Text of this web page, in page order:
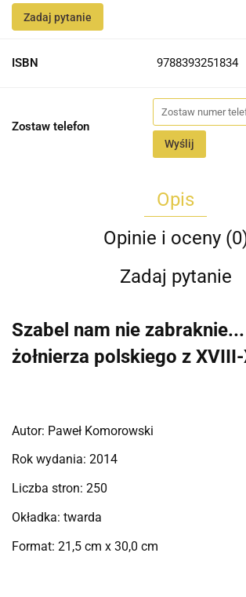
Zadaj pytanie
ISBN 9788393251834
Zostaw telefon
Wyślij
Opis
Opinie i oceny
Zadaj pytanie
Szabel nam nie zabraknie...
żołnierza polskiego z
Autor: Paweł Komorowski
Rok wydania: 2014
Liczba stron: 250
Okładka: twarda
Format: 21,5 cm x 30,0 cm